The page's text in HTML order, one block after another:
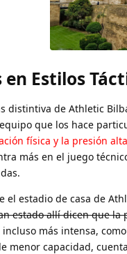
Estilos
distintiva de Athletic
que los hace
física y la presión alta
más en el juego
el estadio de casa de
estado allí dicen que la
más intensa,
menor capacidad,